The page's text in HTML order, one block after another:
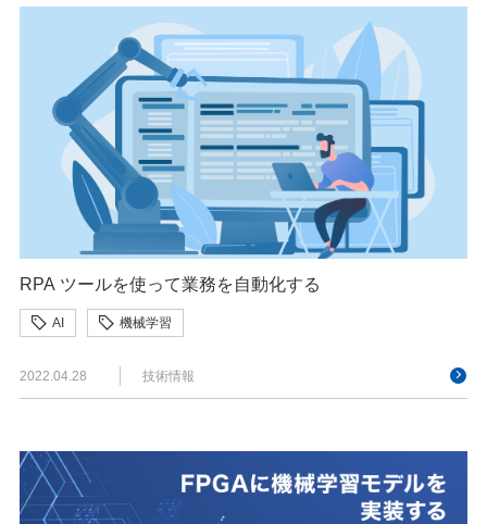
RPA ツールを使って業務を自動化する
AI 機械学習
2022.04.28 技術情報